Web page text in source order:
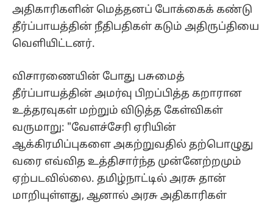
அதிகாரிகளின் மெத்தனப் போக்கைக் கண்டு
தீர்ப்பாயத்தின் நீதிபதிகள் கடும் அதிருப்தியை
வெளியிட்டனர்.
விசாரணையின் போது பசுமைத்
தீர்ப்பாயத்தின் அமர்வு பிறப்பித்த கறாரான
உத்தரவுகள் மற்றும் விடுத்த கேள்விகள்
வருமாறு: "வேளச்சேரி ஏரியின்
ஆக்கிரமிப்புகளை அகற்றுவதில் தற்பொழுது
வரை எவ்வித உத்திசார்ந்த முன்னேற்றமும்
ஏற்படவில்லை. தமிழ்நாட்டில் அரசு தான்
மாறியுள்ளது, ஆனால் அரசு அதிகாரிகள்